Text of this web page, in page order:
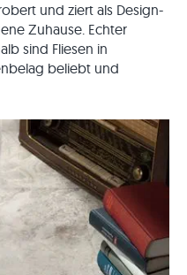
und ziert als Design-
Zuhause. Echter
sind Fliesen in
beliebt und